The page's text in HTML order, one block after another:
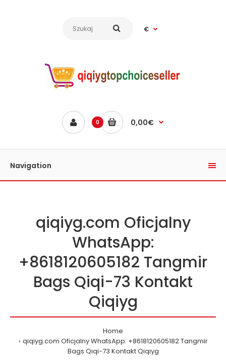
€
0 0,00€
Navigation
qiqiyg.com Oficjalny
WhatsApp:
+8618120605182 Tangmir
Bags Qiqi-73 Kontakt
Qiqiyg
Home
qiqiyg.com Oficjalny WhatsApp: +8618120605182 Tangmir
Bags Qiqi-73 Kontakt Qiqiyg